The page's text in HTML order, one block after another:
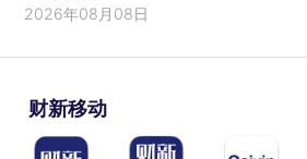
2026年08月08日
财新移动